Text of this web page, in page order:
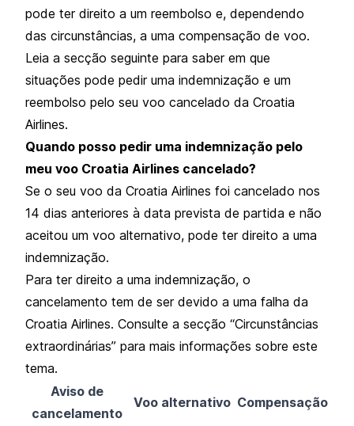
pode ter direito a um reembolso e, dependendo
das circunstâncias, a uma compensação de voo.
Leia a secção seguinte para saber em que
situações pode pedir uma indemnização e um
reembolso pelo seu voo cancelado da Croatia
Airlines.
Quando posso pedir uma indemnização pelo
meu voo Croatia Airlines cancelado?
Se o seu voo da Croatia Airlines foi cancelado nos
14 dias anteriores à data prevista de partida e não
aceitou um voo alternativo, pode ter direito a uma
indemnização.
Para ter direito a uma indemnização, o
cancelamento tem de ser devido a uma falha da
Croatia Airlines. Consulte a secção “Circunstâncias
extraordinárias” para mais informações sobre este
tema.
Aviso de
cancelamento
Voo alternativo Compensação